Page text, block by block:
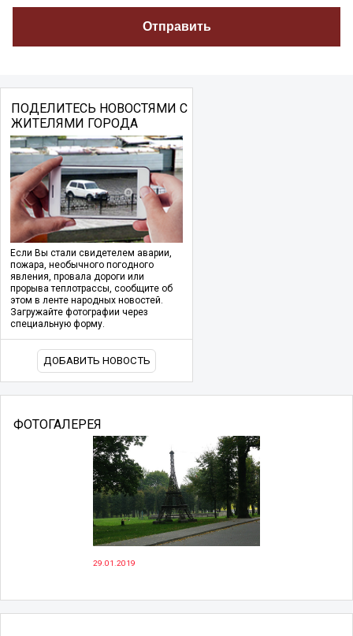
ПОДЕЛИТЕСЬ НОВОСТЯМИ С
ЖИТЕЛЯМИ ГОРОДА
Если Вы стали свидетелем аварии,
пожара, необычного погодного
явления, провала дороги или
прорыва теплотрассы, сообщите об
этом в ленте народных новостей.
Загружайте фотографии через
специальную форму.
ДОБАВИТЬ НОВОСТЬ
ФОТОГАЛЕРЕЯ
29.01.2019